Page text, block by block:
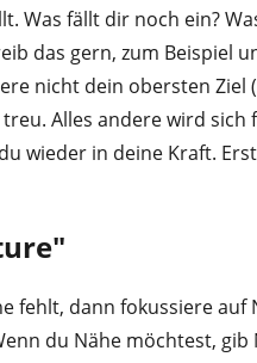
Was fällt dir noch ein?
das gern, zum Beispiel
nicht dein obersten Ziel
Alles andere wird sich
wieder in deine Kraft.
fehlt, dann fokussiere auf
du Nähe möchtest,